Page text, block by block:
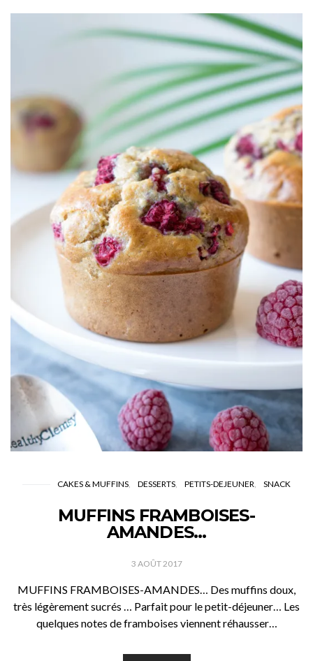
CAKES & MUFFINS DESSERTS PETITS-DEJEUNER SNACK
MUFFINS FRAMBOISES-
AMANDES…
3 AOÛT 2017
MUFFINS FRAMBOISES-AMANDES… Des muffins doux,
très légèrement sucrés … Parfait pour le petit-déjeuner… Les
quelques notes de framboises viennent réhausser…